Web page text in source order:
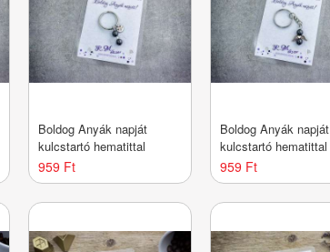
Boldog Anyák napját
kulcstartó hematittal
959 Ft
Boldog Anyák napját
kulcstartó hematittal
959 Ft